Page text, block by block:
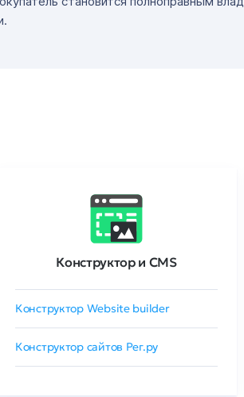
Конструктор и CMS
Конструктор Website builder
Конструктор сайтов Рег.ру